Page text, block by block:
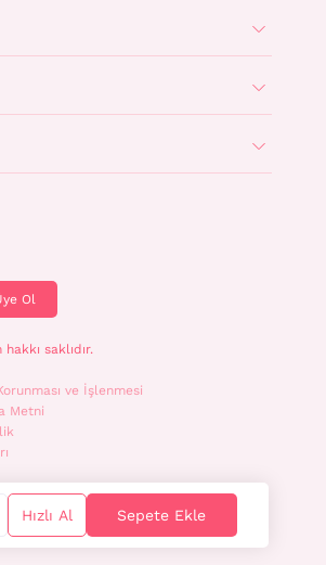
Hızlı Al Sepete Ekle
Ol
saklıdır.
ve İşlenmesi
Metni
Aydınlatma Metni